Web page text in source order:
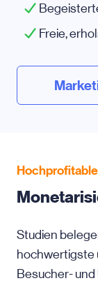
Freie,
Studien
hochwertigste
Besucher-